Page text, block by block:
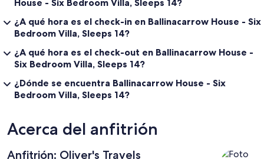
Yes, incuded in the rental price
Smoking - not allowed
House - Six Bedroom Villa, Sleeps 14?
¿A qué hora es el check-in en Ballinacarrow House - Six
Bedroom Villa, Sleeps 14?
¿A qué hora es el check-out en Ballinacarrow House -
Six Bedroom Villa, Sleeps 14?
¿Dónde se encuentra Ballinacarrow House - Six
Bedroom Villa, Sleeps 14?
Acerca del anfitrión
Anfitrión: Oliver's Travels